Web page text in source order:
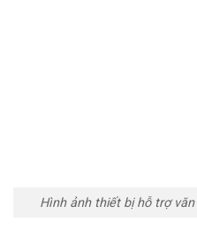
Hình ảnh thiết bị hỗ trợ